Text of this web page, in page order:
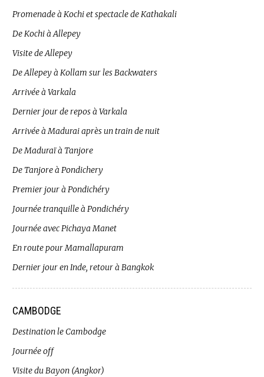
Promenade à Kochi et spectacle de Kathakali
De Kochi à Allepey
Visite de Allepey
De Allepey à Kollam sur les Backwaters
Arrivée à Varkala
Dernier jour de repos à Varkala
Arrivée à Madurai après un train de nuit
De Maduraï à Tanjore
De Tanjore à Pondichery
Premier jour à Pondichéry
Journée tranquille à Pondichéry
Journée avec Pichaya Manet
En route pour Mamallapuram
Dernier jour en Inde, retour à Bangkok
CAMBODGE
Destination le Cambodge
Journée off
Visite du Bayon (Angkor)